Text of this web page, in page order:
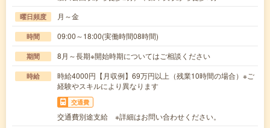
曜日頻度 月～金
時間 09:00～18:00(実働時間08時間)
期間 8月～長期※開始時期についてはご相談ください
時給
時給4000円【月収例】69万円以上（残業10時間の場合）※ご
経験やスキルにより異なります
交通費
交通費別途支給 ※詳細はお問い合わせください。